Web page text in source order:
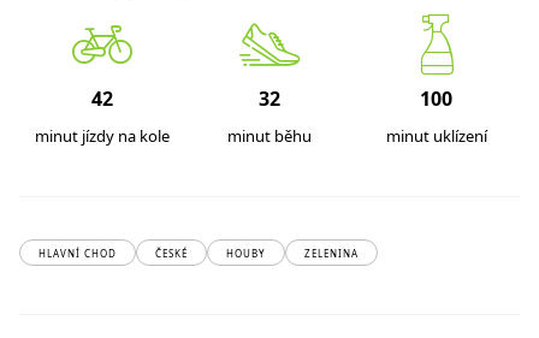
42
minut jízdy na kole
32
minut běhu
100
minut uklízení
HLAVNÍ CHOD ČESKÉ HOUBY ZELENINA